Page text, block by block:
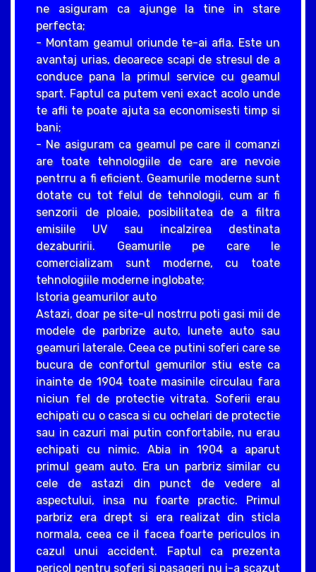
ne asiguram ca ajunge la tine in stare
perfecta;
- Montam geamul oriunde te-ai afla. Este un
avantaj urias, deoarece scapi de stresul de a
conduce pana la primul service cu geamul
spart. Faptul ca putem veni exact acolo unde
te afli te poate ajuta sa economisesti timp si
bani;
- Ne asiguram ca geamul pe care il comanzi
are toate tehnologiile de care are nevoie
pentrru a fi eficient. Geamurile moderne sunt
dotate cu tot felul de tehnologii, cum ar fi
senzorii de ploaie, posibilitatea de a filtra
emisiile UV sau incalzirea destinata
dezaburirii. Geamurile pe care le
comercializam sunt moderne, cu toate
tehnologiile moderne inglobate;
Istoria geamurilor auto
Astazi, doar pe site-ul nostrru poti gasi mii de
modele de parbrize auto, lunete auto sau
geamuri laterale. Ceea ce putini soferi care se
bucura de confortul gemurilor stiu este ca
inainte de 1904 toate masinile circulau fara
niciun fel de protectie vitrata. Soferii erau
echipati cu o casca si cu ochelari de protectie
sau in cazuri mai putin confortabile, nu erau
echipati cu nimic. Abia in 1904 a aparut
primul geam auto. Era un parbriz similar cu
cele de astazi din punct de vedere al
aspectului, insa nu foarte practic. Primul
parbriz era drept si era realizat din sticla
normala, ceea ce il facea foarte periculos in
cazul unui accident. Faptul ca prezenta
pericol pentru soferi si pasageri nu i-a scazut